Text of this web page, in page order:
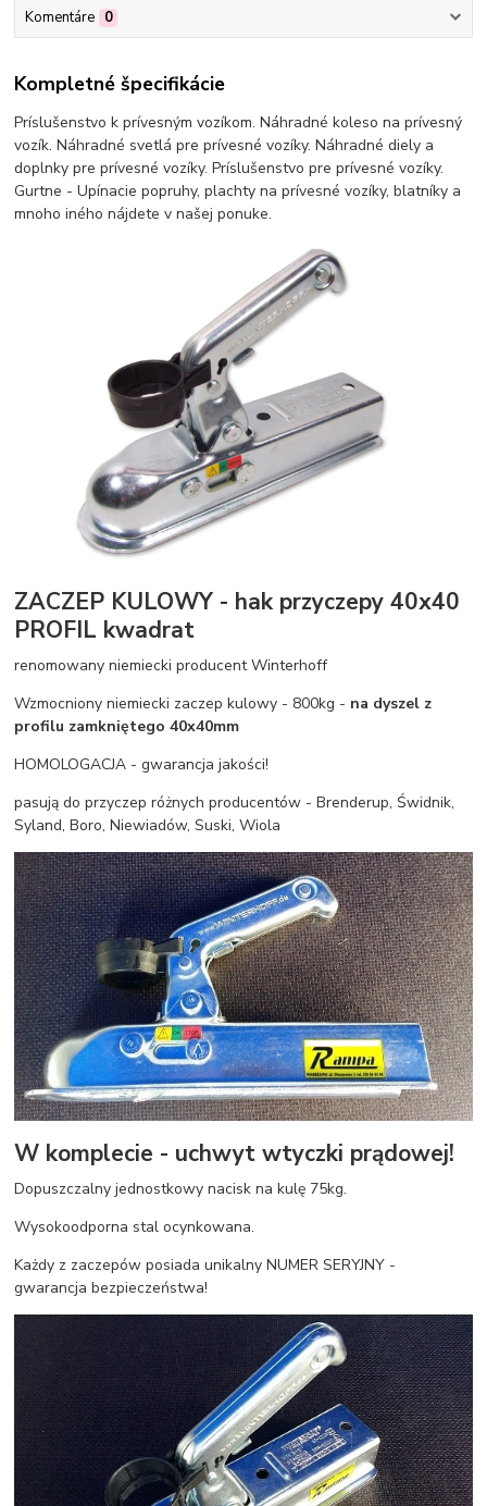
Komentáre 0
Kompletné špecifikácie
Príslušenstvo k prívesným vozíkom. Náhradné koleso na prívesný
vozík. Náhradné svetlá pre prívesné vozíky. Náhradné diely a
doplnky pre prívesné vozíky. Príslušenstvo pre prívesné vozíky.
Gurtne - Upínacie popruhy, plachty na prívesné vozíky, blatníky a
mnoho iného nájdete v našej ponuke.
ZACZEP KULOWY - hak przyczepy 40x40
PROFIL kwadrat
renomowany niemiecki producent Winterhoff
Wzmocniony niemiecki zaczep kulowy - 800kg - na dyszel z
profilu zamkniętego 40x40mm
HOMOLOGACJA - gwarancja jakości!
pasują do przyczep różnych producentów - Brenderup, Świdnik,
Syland, Boro, Niewiadów, Suski, Wiola
W komplecie - uchwyt wtyczki prądowej!
Dopuszczalny jednostkowy nacisk na kulę 75kg.
Wysokoodporna stal ocynkowana.
Każdy z zaczepów posiada unikalny NUMER SERYJNY -
gwarancja bezpieczeństwa!